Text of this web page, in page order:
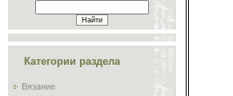
Категории раздела
Вязание